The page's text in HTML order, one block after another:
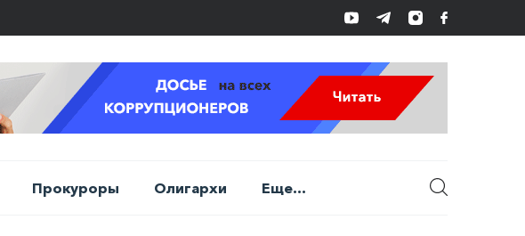
Прокуроры Олигархи Еще...